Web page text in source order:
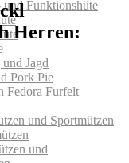
und Funktionshüte
Jagd
Pork Pie
und Sportmützen
und
Herren: